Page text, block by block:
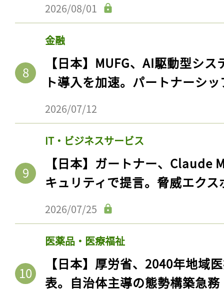
2026/08/01
金融
【日本】MUFG、AI駆動型シ
ト導入を加速。パートナーシ
2026/07/12
IT・ビジネスサービス
【日本】ガートナー、Claude
キュリティで提言。脅威エク
2026/07/25
医薬品・医療福祉
【日本】厚労省、2040年地域
表。自治体主導の態勢構築急務
ログインが必
会員登録